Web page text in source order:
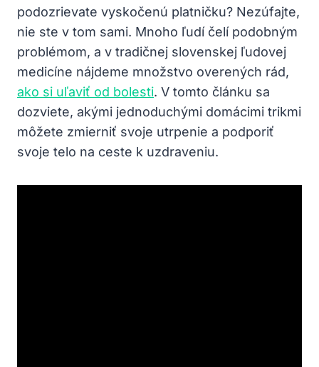
podozrievate⁣ vyskočenú platničku? Nezúfajte,
nie ste v tom sami. Mnoho ľudí čelí podobným⁤
problémom, a v tradičnej ⁤slovenskej ľudovej
medicíne ⁣nájdeme ⁤množstvo overených rád,
ako si uľaviť od bolesti. V tomto ‌článku ‌sa
⁣dozviete, ‍akými jednoduchými‌ domácimi trikmi
môžete zmierniť svoje ⁣utrpenie a podporiť
svoje telo na ceste ⁣k uzdraveniu.